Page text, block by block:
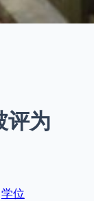
评为
学位